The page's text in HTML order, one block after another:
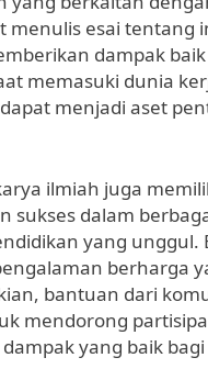
menulis esai tentang
dampak
memasuki dunia
menjadi aset
ilmiah juga
sukses dalam
yang unggul.
berharga
bantuan dari
mendorong
yang baik